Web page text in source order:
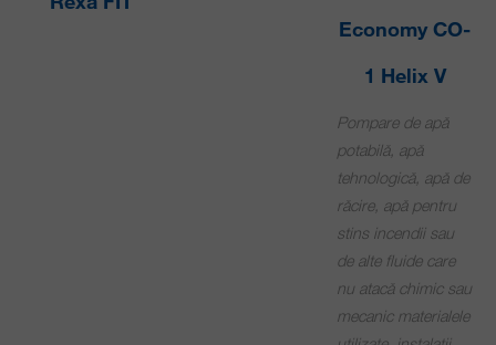
Economy CO-
1 Helix V
Pompare de apă
potabilă, apă
tehnologică, apă de
răcire, apă pentru
stins incendii sau
de alte fluide care
nu atacă chimic sau
mecanic materialele